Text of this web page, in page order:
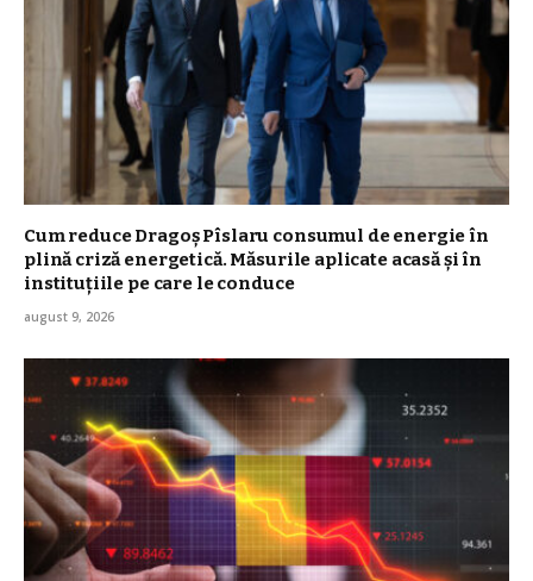
Cum reduce Dragoș Pîslaru consumul de energie în
plină criză energetică. Măsurile aplicate acasă și în
instituțiile pe care le conduce
august 9, 2026